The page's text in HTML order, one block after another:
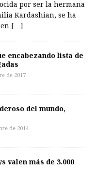
por ser la hermana
Kardashian, se ha
[…]
encabezando lista de
de 2017
del mundo,
de 2014
valen más de 3.000